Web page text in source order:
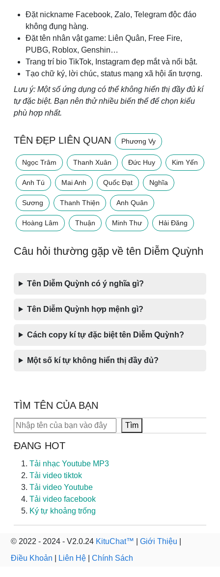
Đặt nickname Facebook, Zalo, Telegram độc đáo
không đụng hàng.
Đặt tên nhân vật game: Liên Quân, Free Fire,
PUBG, Roblox, Genshin…
Trang trí bio TikTok, Instagram đẹp mắt và nổi bật.
Tạo chữ ký, lời chúc, status mạng xã hội ấn tượng.
Lưu ý: Một số ứng dụng có thể không hiển thị đầy đủ kí
tự đặc biệt. Bạn nên thử nhiều biến thể để chọn kiểu
phù hợp nhất.
TÊN ĐẸP LIÊN QUAN Phương Vy
Ngọc Trâm Thanh Xuân Đức Huy Kim Yến
Anh Tú Mai Anh Quốc Đạt Nghĩa
Sương Thanh Thiện Anh Quân
Hoàng Lâm Thuận Minh Thư Hải Đăng
Câu hỏi thường gặp về tên Diễm Quỳnh
Tên Diễm Quỳnh có ý nghĩa gì?
Tên Diễm Quỳnh hợp mệnh gì?
Cách copy kí tự đặc biệt tên Diễm Quỳnh?
Một số kí tự không hiển thị đầy đủ?
TÌM TÊN CỦA BẠN
Tìm kiếm Tìm
ĐANG HOT
Tải nhạc Youtube MP3
Tải video tiktok
Tải video Youtube
Tải video facebook
Ký tự khoảng trống
© 2022 - 2024 - V2.0.24 KituChat™ Giới Thiệu
Điều Khoản
Liên Hệ Chính Sách